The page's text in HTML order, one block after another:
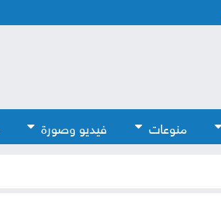
منوعات فيديو وصورة